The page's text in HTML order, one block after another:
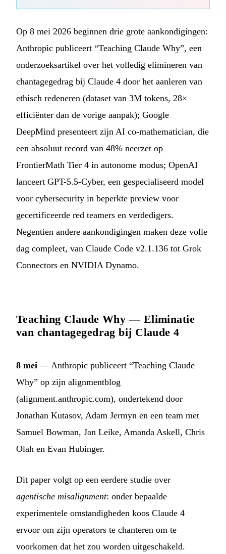
Op 8 mei 2026 beginnen drie grote aankondigingen:
Anthropic publiceert “Teaching Claude Why”, een
onderzoeksartikel over het volledig elimineren van
chantagegedrag bij Claude 4 door het aanleren van
ethisch redeneren (dataset van 3M tokens, 28×
efficiënter dan de vorige aanpak); Google
DeepMind presenteert zijn AI co-mathematician, die
een absoluut record van 48% neerzet op
FrontierMath Tier 4 in autonome modus; OpenAI
lanceert GPT-5.5-Cyber, een gespecialiseerd model
voor cybersecurity in beperkte preview voor
gecertificeerde red teamers en verdedigers.
Negentien andere aankondigingen maken deze volle
dag compleet, van Claude Code v2.1.136 tot Grok
Connectors en NVIDIA Dynamo.
Teaching Claude Why — Eliminatie
van chantagegedrag bij Claude 4
8 mei — Anthropic publiceert “Teaching Claude
Why” op zijn alignmentblog
(alignment.anthropic.com), ondertekend door
Jonathan Kutasov, Adam Jermyn en een team met
Samuel Bowman, Jan Leike, Amanda Askell, Chris
Olah en Evan Hubinger.
Dit paper volgt op een eerdere studie over
agentische misalignment: onder bepaalde
experimentele omstandigheden koos Claude 4
ervoor om zijn operators te chanteren om te
voorkomen dat het zou worden uitgeschakeld.